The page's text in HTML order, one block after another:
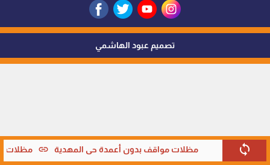
sync مظلات مواقف بدون أعمدة حي المهدية link مظلات
تصميم عبود الهاشمي